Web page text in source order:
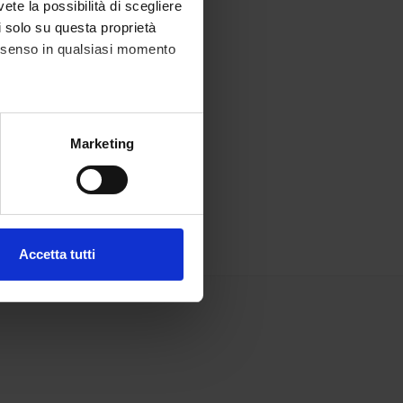
la possibilità di scegliere
su questa proprietà
in qualsiasi momento
metro,
che hai fornito loro o
Marketing
Accetta tutti